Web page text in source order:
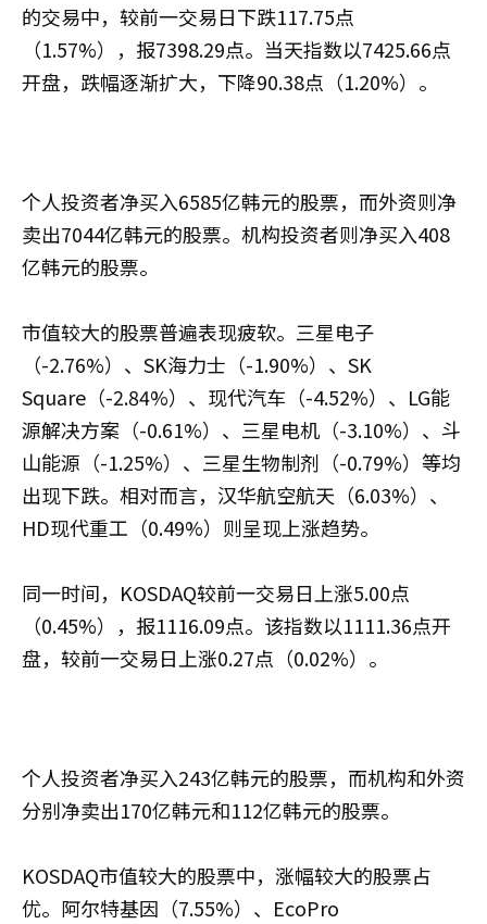
的交易中，较前一交易日下跌117.75点
（1.57%），报7398.29点。当天指数以7425.66点
开盘，跌幅逐渐扩大，下降90.38点（1.20%）。
个人投资者净买入6585亿韩元的股票，而外资则净
卖出7044亿韩元的股票。机构投资者则净买入408
亿韩元的股票。
市值较大的股票普遍表现疲软。三星电子
（-2.76%）、SK海力士（-1.90%）、SK
Square（-2.84%）、现代汽车（-4.52%）、LG能
源解决方案（-0.61%）、三星电机（-3.10%）、斗
山能源（-1.25%）、三星生物制剂（-0.79%）等均
出现下跌。相对而言，汉华航空航天（6.03%）、
HD现代重工（0.49%）则呈现上涨趋势。
同一时间，KOSDAQ较前一交易日上涨5.00点
（0.45%），报1116.09点。该指数以1111.36点开
盘，较前一交易日上涨0.27点（0.02%）。
个人投资者净买入243亿韩元的股票，而机构和外资
分别净卖出170亿韩元和112亿韩元的股票。
KOSDAQ市值较大的股票中，涨幅较大的股票占
优。阿尔特基因（7.55%）、EcoPro